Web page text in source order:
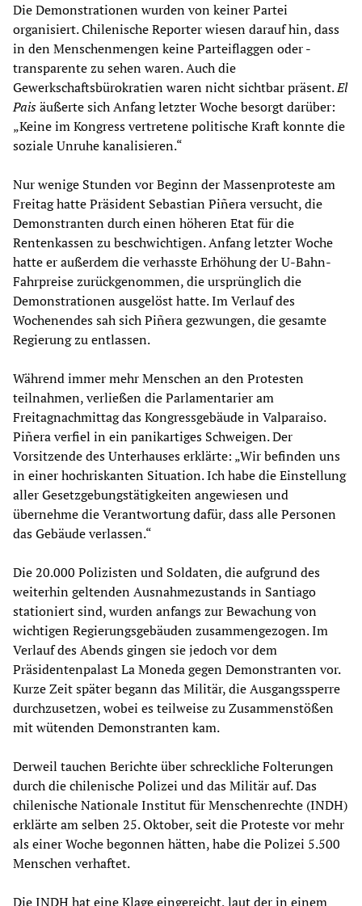
Die Demonstrationen wurden von keiner Partei
organisiert. Chilenische Reporter wiesen darauf hin, dass
in den Menschenmengen keine Parteiflaggen oder -
transparente zu sehen waren. Auch die
Gewerkschaftsbürokratien waren nicht sichtbar präsent.El
Paisäußerte sich Anfang letzter Woche besorgt darüber:
„Keine im Kongress vertretene politische Kraft konnte die
soziale Unruhe kanalisieren.“
Nur wenige Stunden vor Beginn der Massenproteste am
Freitag hatte Präsident Sebastian Piñera versucht, die
Demonstranten durch einen höheren Etat für die
Rentenkassen zu beschwichtigen. Anfang letzter Woche
hatte er außerdem die verhasste Erhöhung der U-Bahn-
Fahrpreise zurückgenommen, die ursprünglich die
Demonstrationen ausgelöst hatte. Im Verlauf des
Wochenendes sah sich Piñera gezwungen, die gesamte
Regierung zu entlassen.
Während immer mehr Menschen an den Protesten
teilnahmen, verließen die Parlamentarier am
Freitagnachmittag das Kongressgebäude in Valparaiso.
Piñera verfiel in ein panikartiges Schweigen. Der
Vorsitzende des Unterhauses erklärte: „Wir befinden uns
in einer hochriskanten Situation. Ich habe die Einstellung
aller Gesetzgebungstätigkeiten angewiesen und
übernehme die Verantwortung dafür, dass alle Personen
das Gebäude verlassen.“
Die 20.000 Polizisten und Soldaten, die aufgrund des
weiterhin geltenden Ausnahmezustands in Santiago
stationiert sind, wurden anfangs zur Bewachung von
wichtigen Regierungsgebäuden zusammengezogen. Im
Verlauf des Abends gingen sie jedoch vor dem
Präsidentenpalast La Moneda gegen Demonstranten vor.
Kurze Zeit später begann das Militär, die Ausgangssperre
durchzusetzen, wobei es teilweise zu Zusammenstößen
mit wütenden Demonstranten kam.
Derweil tauchen Berichte über schreckliche Folterungen
durch die chilenische Polizei und das Militär auf. Das
chilenische Nationale Institut für Menschenrechte (INDH)
erklärte am selben 25. Oktober, seit die Proteste vor mehr
als einer Woche begonnen hätten, habe die Polizei 5.500
Menschen verhaftet.
Die INDH hat eine Klage eingereicht, laut der in einem